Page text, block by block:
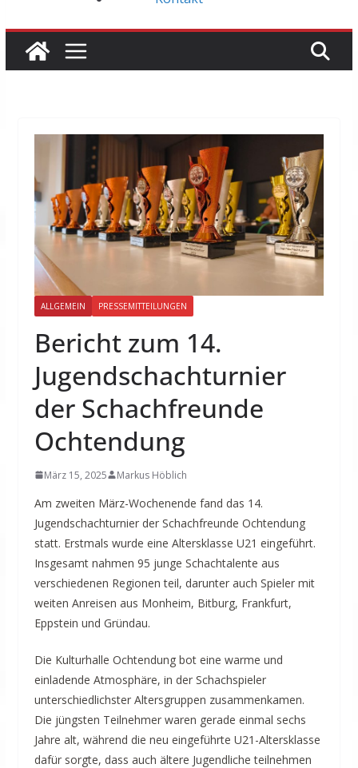
ALLGEMEIN PRESSEMITTEILUNGEN
Bericht zum 14.
Jugendschachturnier
der Schachfreunde
Ochtendung
März 15, 2025 Markus Höblich
Am zweiten März-Wochenende fand das 14.
Jugendschachturnier der Schachfreunde Ochtendung
statt. Erstmals wurde eine Altersklasse U21 eingeführt.
Insgesamt nahmen 95 junge Schachtalente aus
verschiedenen Regionen teil, darunter auch Spieler mit
weiten Anreisen aus Monheim, Bitburg, Frankfurt,
Eppstein und Gründau.
Die Kulturhalle Ochtendung bot eine warme und
einladende Atmosphäre, in der Schachspieler
unterschiedlichster Altersgruppen zusammenkamen.
Die jüngsten Teilnehmer waren gerade einmal sechs
Jahre alt, während die neu eingeführte U21-Altersklasse
dafür sorgte, dass auch ältere Jugendliche teilnehmen